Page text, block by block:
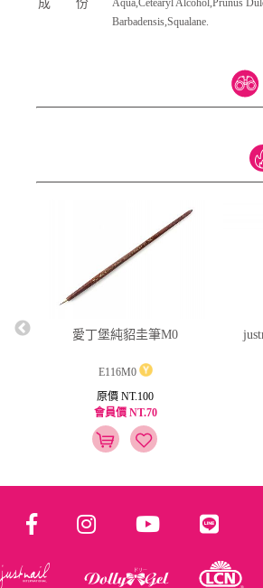
成 份
Aqua,Cetearyl Alcohol,Prunus
Barbadensis,Squalane.
愛丁堡純貂圭筆M0
E116M0
原價 NT.100
會員價 NT.70